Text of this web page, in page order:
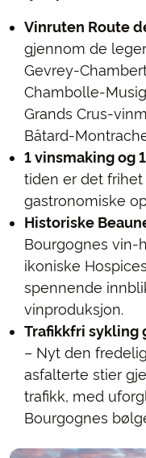
Vinruten Route
gjennom de
Gevrey-
Chambolle-
Grands Crus-
Bâtard-
1 vinsmaking og
tiden er det
gastronomiske
Historiske
Bourgognes vin-
ikoniske
spennende
vinproduksjon.
Trafikkfri sykling
– Nyt den
asfalterte stier
trafikk, med
Bourgognes